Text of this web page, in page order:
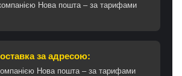
Нова пошта – за тарифами
за адресою:
Нова пошта – за тарифами